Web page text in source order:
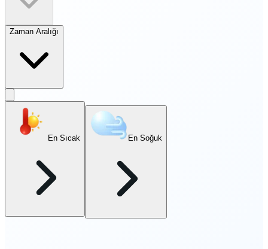
Zaman Aralığı
En Sıcak En Soğuk